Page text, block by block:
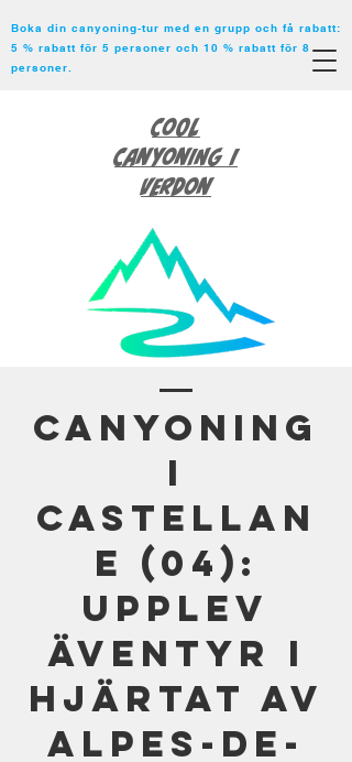
Boka din canyoning-tur med en grupp och få rabatt:
5 % rabatt för 5 personer och 10 % rabatt för 8
personer.
Cool
Canyoning i
Verdon
Canyoning
i
Castellan
e (04):
Upplev
äventyr i
hjärtat av
Alpes-de-